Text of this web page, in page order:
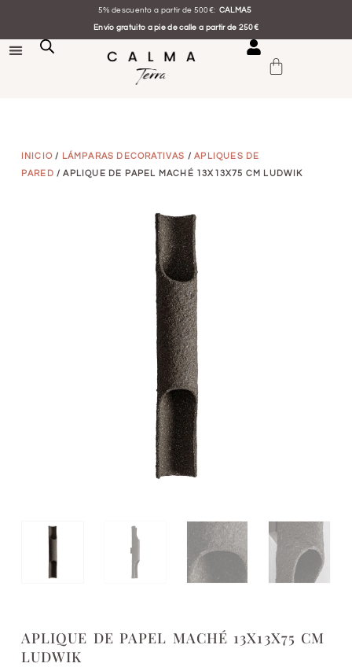
5% descuento a partir de 500€: CALMA5
Envío gratuito a pie de calle a partir de 250€
INICIO / LÁMPARAS DECORATIVAS /APLIQUES DE
PARED / APLIQUE DE PAPEL MACHÉ 13X13X75 CM LUDWIK
APLIQUE DE PAPEL MACHÉ 13X13X75 CM
LUDWIK